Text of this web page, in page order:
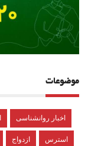
موضوعات
اخبار روانشناسی
ازدواج استرس